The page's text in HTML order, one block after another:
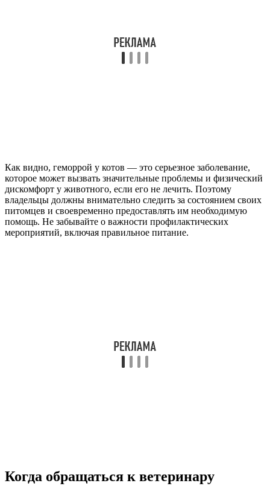
Как видно, геморрой у котов — это серьезное заболевание,
которое может вызвать значительные проблемы и физический
дискомфорт у животного, если его не лечить. Поэтому
владельцы должны внимательно следить за состоянием своих
питомцев и своевременно предоставлять им необходимую
помощь. Не забывайте о важности профилактических
мероприятий, включая правильное питание.
Когда обращаться к ветеринару